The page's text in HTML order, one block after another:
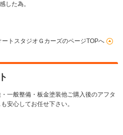
した為。
ートスタジオＧカーズのページTOPへ
一般整備・板金塗装他ご購入後のアフタ
安心してお任せ下さい。